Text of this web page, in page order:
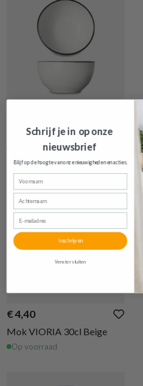
Kommetje SPECKLE White
Op voorraad
€ 4,40
Mok VIORIA 30cl Beige
Op voorraad
Schrijf je in op onze
nieuwsbrief
Blijf op de hoogte van onze nieuwigheden enacties.
Voornaam
Achternaam
Inschrijven
Venster sluiten